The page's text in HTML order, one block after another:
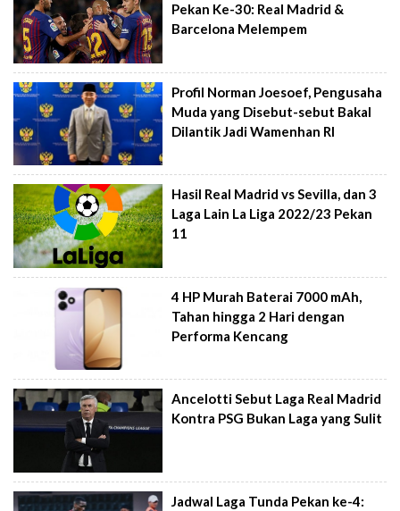
Pekan Ke-30: Real Madrid &
Barcelona Melempem
Profil Norman Joesoef, Pengusaha
Muda yang Disebut-sebut Bakal
Dilantik Jadi Wamenhan RI
Hasil Real Madrid vs Sevilla, dan 3
Laga Lain La Liga 2022/23 Pekan
11
4 HP Murah Baterai 7000 mAh,
Tahan hingga 2 Hari dengan
Performa Kencang
Ancelotti Sebut Laga Real Madrid
Kontra PSG Bukan Laga yang Sulit
Jadwal Laga Tunda Pekan ke-4: